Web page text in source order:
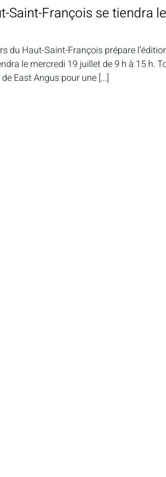
Saint-François se tiendra
du Haut-Saint-François prépare
le mercredi 19 juillet de 9 h à 15 h.
East Angus pour une [...]